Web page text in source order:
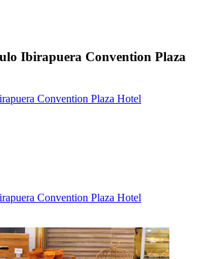
Ibirapuera Convention Plaza
Convention Plaza Hotel
Convention Plaza Hotel